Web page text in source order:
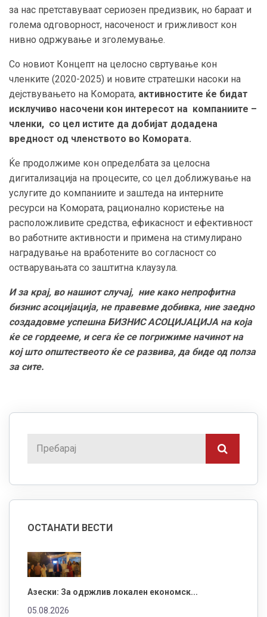
за нас претставуваат сериозен предизвик, но бараат и
голема одговорност, насоченост и грижливост кон
нивно одржување и зголемување.
Со новиот Концепт на целосно свртување кон
членките (2020-2025) и новите стратешки насоки на
дејствувањето на Комората, активностите ќе бидат
исклучиво насочени кон интересот на компаниите –
членки, со цел истите да добијат додадена
вредност од членството во Комората.
Ќе продолжиме кон определбата за целосна
дигитализација на процесите, со цел доближување на
услугите до компаниите и заштеда на интерните
ресурси на Комората, рационално користење на
расположливите средства, ефикасност и ефективност
во работните активности и примена на стимулирано
наградување на вработените во согласност со
остварувањата со заштитна клаузула.
И за крај, во нашиот случај, ние како непрофитна
бизнис асоцијација, не правевме добивка, ние заедно
создадовме успешна БИЗНИС АСОЦИЈАЦИЈА на која
ќе се гордееме, и сега ќе се погрижиме начинот на
кој што општествеото ќе се развива, да биде од полза
за сите.
ОСТАНАТИ ВЕСТИ
Азески: За одржлив локален економск...
05.08.2026